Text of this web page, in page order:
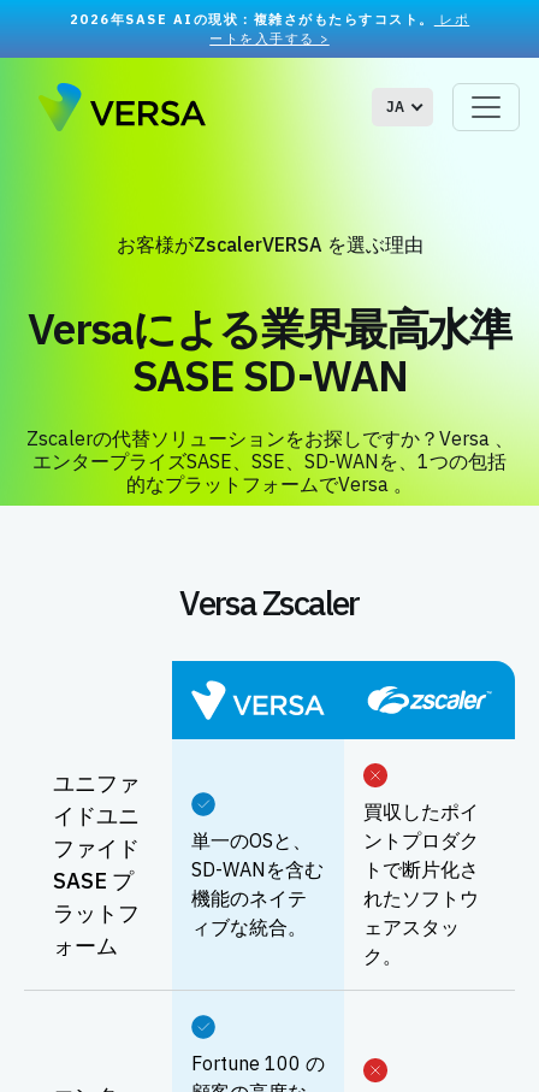
2026年SASE AIの現状：複雑さがもたらすコスト。
レポ
ートを入手する >
JA
お客様がZscalerVERSA を選ぶ理由
Versaによる業界最高水準
SASESD-WAN
Zscalerの代替ソリューションをお探しですか？Versa 、
エンタープライズSASE、SSE、SD-WANを、1つの包括
的なプラットフォームでVersa 。
Versa Zscaler
ユニファ
イドユニ
ファイド
SASE プ
ラットフ
ォーム
単一のOSと、
SD-WANを含む
機能のネイテ
ィブな統合。
買収したポイ
ントプロダク
トで断片化さ
れたソフトウ
ェアスタッ
ク。
Fortune 100 の